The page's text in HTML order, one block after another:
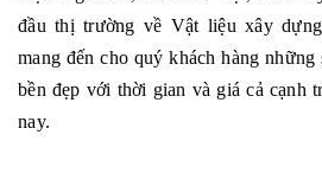
đầu thị trường về Vật liệu xây
mang đến cho quý khách hàng
bền đẹp với thời gian và giá cả cạnh
nay.